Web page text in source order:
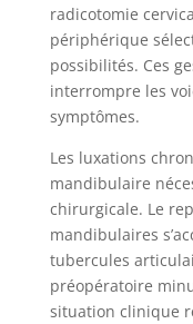
radicotomie
périphérique
possibilités. Ces
interrompre les
symptômes.
Les luxations
mandibulaire
chirurgicale. Le
mandibulaires
tubercules
préopératoire
situation clinique